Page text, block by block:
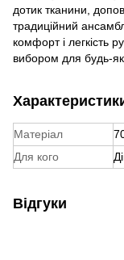
дотик тканини,
традиційний
комфорт і легкість
вибором для будь-
Матеріал
Для кого
Відгуки